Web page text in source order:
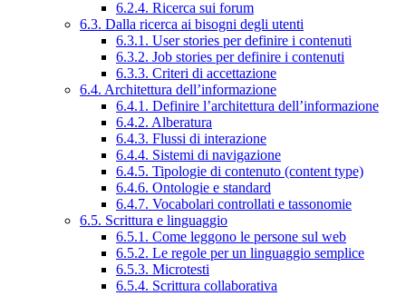
6.2.4. Ricerca sui forum
6.3. Dalla ricerca ai bisogni degli utenti
6.3.1. User stories per definire i contenuti
6.3.2. Job stories per definire i contenuti
6.3.3. Criteri di accettazione
6.4. Architettura dell’informazione
6.4.1. Definire l’architettura dell’informazione
6.4.2. Alberatura
6.4.3. Flussi di interazione
6.4.4. Sistemi di navigazione
6.4.5. Tipologie di contenuto (content type)
6.4.6. Ontologie e standard
6.4.7. Vocabolari controllati e tassonomie
6.5. Scrittura e linguaggio
6.5.1. Come leggono le persone sul web
6.5.2. Le regole per un linguaggio semplice
6.5.3. Microtesti
6.5.4. Scrittura collaborativa